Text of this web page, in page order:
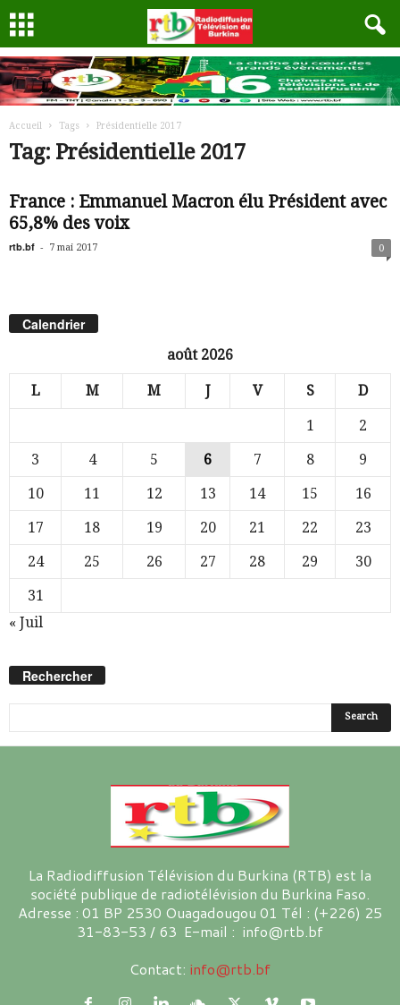
Accueil Tags Présidentielle 2017
Tag: Présidentielle 2017
France : Emmanuel Macron élu Président avec
65,8% des voix
rtb.bf - 7 mai 2017 0
Calendrier
août 2026
L M M J V S D
1
2
3
4 5 6 7 8
9
10
11 12 13 14 15
16
17
18 19 20 21 22
23
24
25 26 27 28 29
30
31
« Juil
Rechercher
La Radiodiffusion Télévision du Burkina (RTB) est la
société publique de radiotélévision du Burkina Faso.
Adresse : 01 BP 2530 Ouagadougou 01 Tél : (+226) 25
31-83-53 / 63 E-mail : info@rtb.bf
Contact: info@rtb.bf